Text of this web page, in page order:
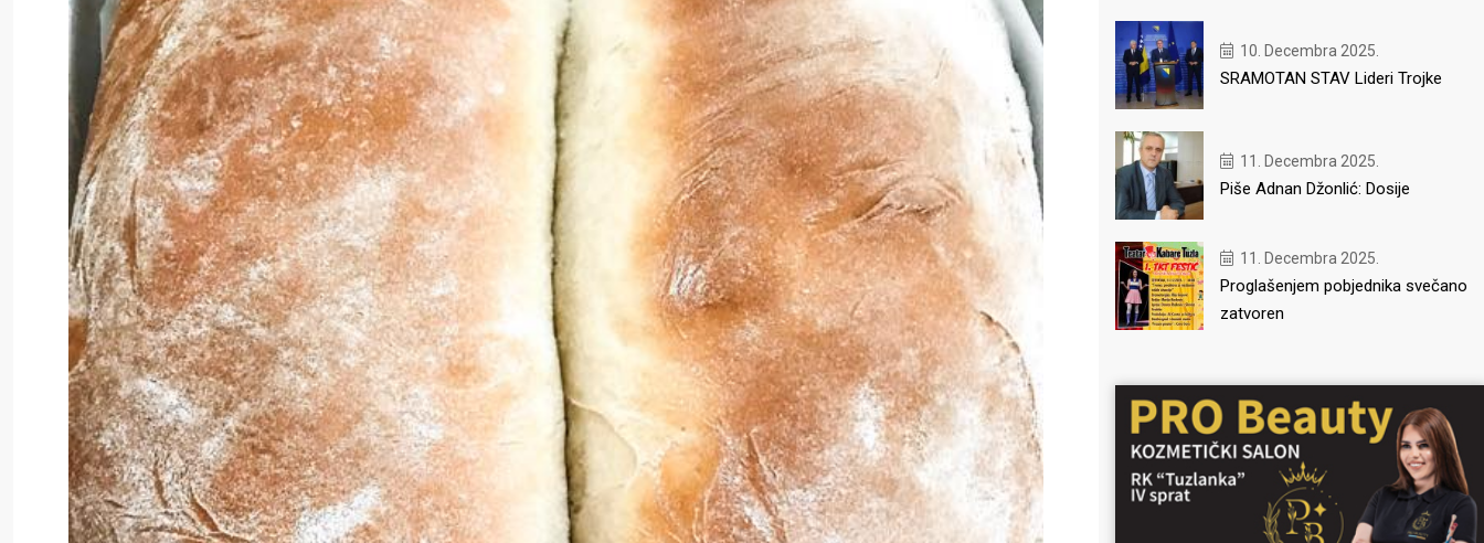
10. Decembra 2025.
SRAMOTAN STAV Lideri Trojke
11. Decembra 2025.
Piše Adnan Džonlić: Dosije
11. Decembra 2025.
Proglašenjem pobjednika svečano
zatvoren